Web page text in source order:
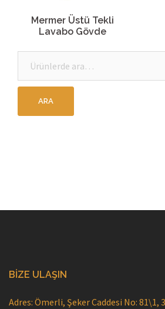
Mermer Üstü Tekli
Lavabo Gövde
Ara:
BIZE ULAŞIN
Adres: Ömerli, Şeker Caddesi No: 81\1,